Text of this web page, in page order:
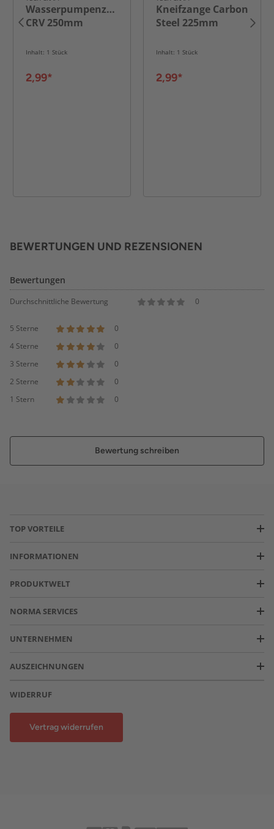
Wasserpumpenzange
CRV 250mm
Inhalt: 1 Stück
2,99*
Kneifzange Carbon
Steel 225mm
Inhalt: 1 Stück
2,99*
BEWERTUNGEN UND REZENSIONEN
Bewertungen
Durchschnittliche Bewertung 0
5 Sterne
0
4 Sterne
0
3 Sterne
0
2 Sterne
0
1 Stern
0
Bewertung schreiben
TOP VORTEILE
INFORMATIONEN
PRODUKTWELT
NORMA SERVICES
UNTERNEHMEN
AUSZEICHNUNGEN
WIDERRUF
Vertrag widerrufen